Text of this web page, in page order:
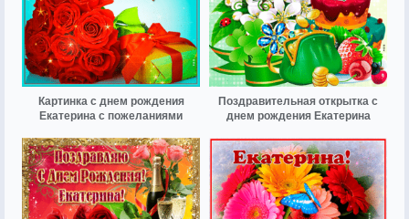
Картинка с днем рождения
Екатерина с пожеланиями
Поздравительная открытка с
днем рождения Екатерина